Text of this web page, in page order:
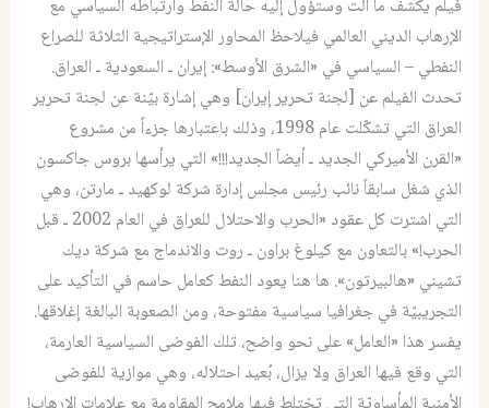
فيلم يكشف ما آلت وستؤول إليه حالة النفط وارتباطه السياسي مع
الإرهاب الديني العالمي فيلاحظ المحاور الإستراتيجية الثلاثة للصراع
النفطي – السياسي في «الشرق الأوسط»: إيران ـ السعودية ـ العراق.
تحدث الفيلم عن [لجنة تحرير إيران] وهي إشارة بيّنة عن لجنة تحرير
العراق التي تشكّلت عام 1998، وذلك باعتبارها جزءاً من مشروع
«القرن الأميركي الجديد ـ أيضاً الجديد!!!» التي يرأسها بروس جاكسون
الذي شغل سابقاً نائب رئيس مجلس إدارة شركة لوكهيد ـ مارتن، وهي
التي اشترت كل عقود «الحرب والاحتلال للعراق في العام 2002 ـ قبل
الحرب!» بالتعاون مع كيلوغ براون ـ روت والاندماج مع شركة ديك
تشيني «هالبيرتون». ها هنا يعود النفط كعامل حاسم في التأكيد على
التجريبيّة في جغرافيا سياسية مفتوحة، ومن الصعوبة البالغة إغلاقها.
يفسر هذا «العامل» على نحو واضح، تلك الفوضى السياسية العارمة،
التي وقع فيها العراق ولا يزال، بُعيد احتلاله، وهي موازية للفوضى